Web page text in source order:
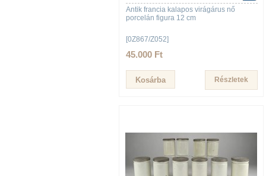
Antik francia kalapos virágárus nő
porcelán figura 12 cm
[0Z867/Z052]
45.000 Ft
Részletek